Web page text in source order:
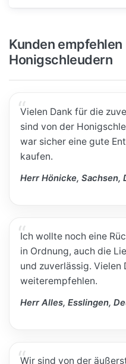
Kunden empfehlen
Honigschleudern
Vielen Dank für die
sind von der
war sicher eine gute
kaufen.
Herr Hönicke, Sachsen,
Ich wollte noch eine
in Ordnung, auch die
und zuverlässig. Vielen
weiterempfehlen.
Herr Alles, Esslingen,
Wir sind von der